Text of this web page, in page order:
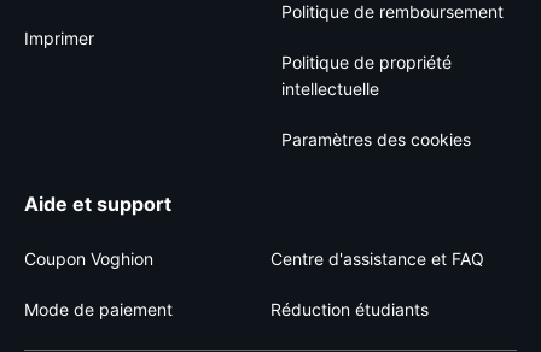
Imprimer
Politique de remboursement
Politique de propriété
intellectuelle
Paramètres des cookies
Aide et support
Coupon Voghion Centre d'assistance et FAQ
Mode de paiement Réduction étudiants